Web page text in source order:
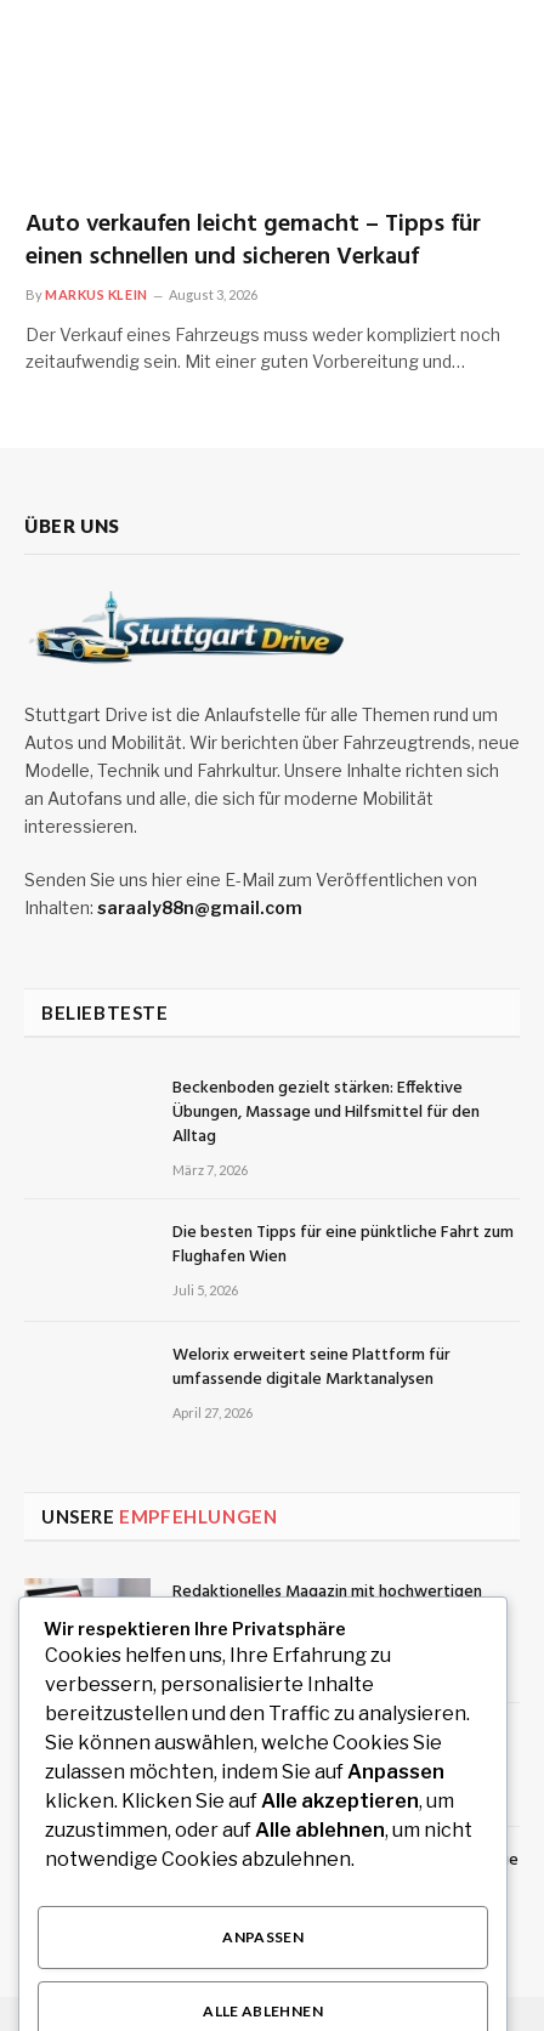
Auto verkaufen leicht gemacht – Tipps für
einen schnellen und sicheren Verkauf
ByMARKUS KLEIN August 3, 2026
Der Verkauf eines Fahrzeugs muss weder kompliziert noch
zeitaufwendig sein. Mit einer guten Vorbereitung und…
ÜBER UNS
Stuttgart Drive ist die Anlaufstelle für alle Themen rund um
Autos und Mobilität. Wir berichten über Fahrzeugtrends, neue
Modelle, Technik und Fahrkultur. Unsere Inhalte richten sich
an Autofans und alle, die sich für moderne Mobilität
interessieren.
Senden Sie uns hier eine E-Mail zum Veröffentlichen von
Inhalten: saraaly88n@gmail.com
BELIEBTESTE
Beckenboden gezielt stärken: Effektive
Übungen, Massage und Hilfsmittel für den
Alltag
März 7, 2026
Die besten Tipps für eine pünktliche Fahrt zum
Flughafen Wien
Juli 5, 2026
Welorix erweitert seine Plattform für
umfassende digitale Marktanalysen
April 27, 2026
UNSERE EMPFEHLUNGEN
Redaktionelles Magazin mit hochwertigen
Artikeln zu Politik, Wirtschaft, Technologie,
Kultur und Gesellschaft
August 4, 2026
STIG ROCK Bewertung Erfahrungen mit dem
Diamanten Investment
August 4, 2026
Stundenrechner online: Stunden, Minuten, Tage
Wir respektieren Ihre Privatsphäre
Cookies helfen uns, Ihre Erfahrung zu
verbessern, personalisierte Inhalte
bereitzustellen und den Traffic zu analysieren.
Sie können auswählen, welche Cookies Sie
zulassen möchten, indem Sie aufAnpassen
klicken. Klicken Sie aufAlle akzeptieren, um
zuzustimmen, oder aufAlle ablehnen, um nicht
notwendige Cookies abzulehnen.
ANPASSEN
ALLE ABLEHNEN